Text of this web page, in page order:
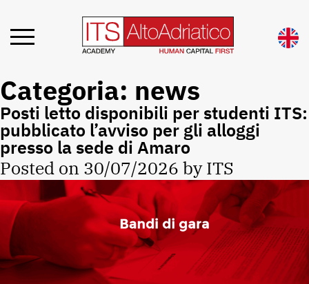
Categoria: news
Posti letto disponibili per studenti ITS:
pubblicato l’avviso per gli alloggi
presso la sede di Amaro
Posted on 30/07/2026 byITS